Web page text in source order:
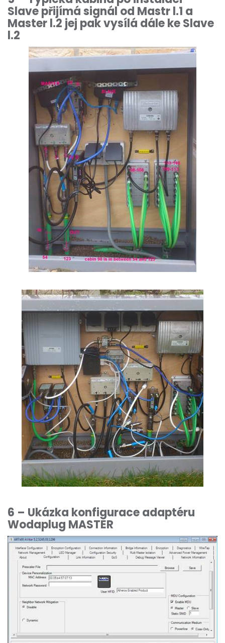
Slave přijímá signál od Mastr l.1 a
Master l.2 jej pak vysílá dále ke Slave
l.2
6 – Ukázka konfigurace adaptéru
Wodaplug MASTER